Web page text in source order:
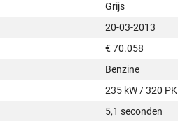
Grijs
20-03-2013
€ 70.058
Benzine
235 kW / 320 PK
5,1 seconden